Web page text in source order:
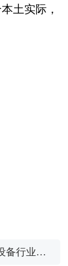
土实际，
备行业发